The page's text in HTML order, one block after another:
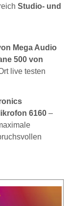
Studio- und
Mega Audio
500 von
live testen
6160 –